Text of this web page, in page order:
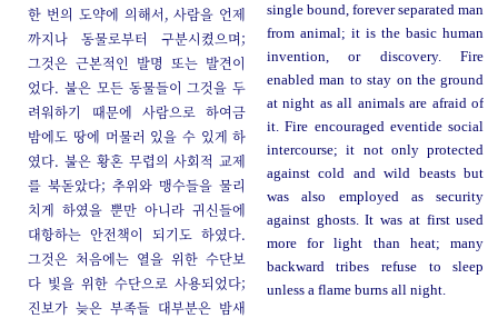
한 번의 도약에 의해서, 사람을 언제
까지나 동물로부터 구분시켰으며;
그것은 근본적인 발명 또는 발견이
었다. 불은 모든 동물들이 그것을 두
려워하기 때문에 사람으로 하여금
밤에도 땅에 머물러 있을 수 있게 하
였다. 불은 황혼 무렵의 사회적 교제
를 북돋았다; 추위와 맹수들을 물리
치게 하였을 뿐만 아니라 귀신들에
대항하는 안전책이 되기도 하였다.
그것은 처음에는 열을 위한 수단보
다 빛을 위한 수단으로 사용되었다;
진보가 늦은 부족들 대부분은 밤새
single bound, forever separated man
from animal; it is the basic human
invention, or discovery. Fire
enabled man to stay on the ground
at night as all animals are afraid of
it. Fire encouraged eventide social
intercourse; it not only protected
against cold and wild beasts but
was also employed as security
against ghosts. It was at first used
more for light than heat; many
backward tribes refuse to sleep
unless a flame burns all night.